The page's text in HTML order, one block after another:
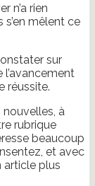
n’a rien
s’en mêlent ce
sur
réussite.
nouvelles, à
rubrique
beaucoup
et avec
article plus